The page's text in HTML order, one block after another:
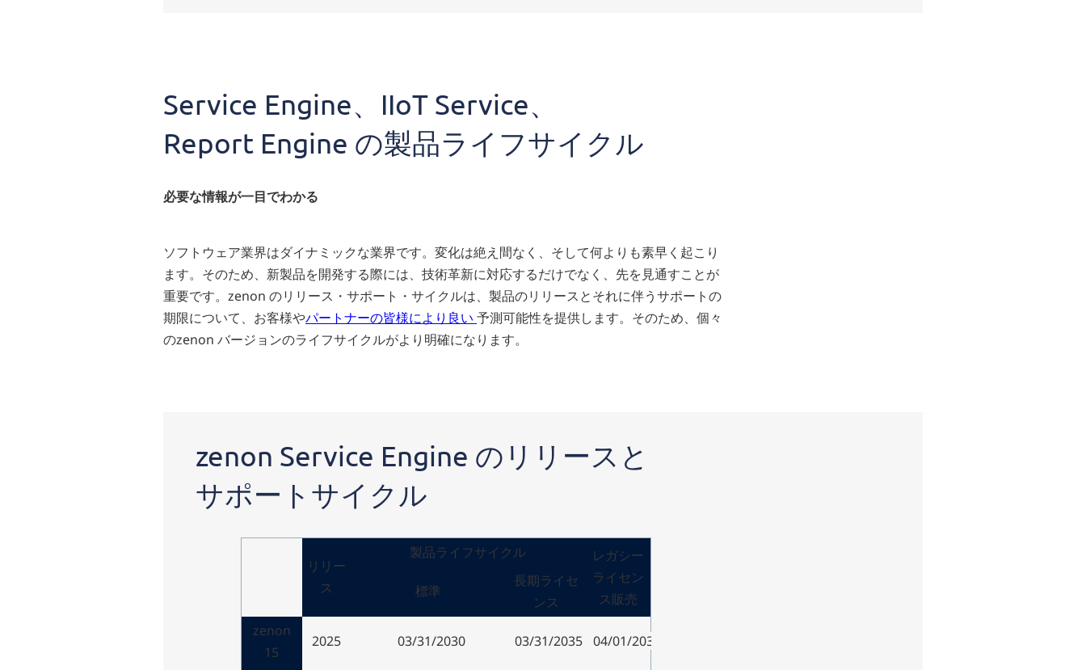
Service Engine、IIoT Service、
Report Engine の製品ライフサイクル
必要な情報が一目でわかる
ソフトウェア業界はダイナミックな業界です。変化は絶え間なく、そして何よりも素早く起こり
ます。そのため、新製品を開発する際には、技術革新に対応するだけでなく、先を見通すことが
重要です。zenon のリリース・サポート・サイクルは、製品のリリースとそれに伴うサポートの
期限について、お客様やパートナーの皆様により良い 予測可能性を提供します。そのため、個々
のzenon バージョンのライフサイクルがより明確になります。
スエン
ジンの
スとサ
zenon Service Engine のリリースと
サポートサイクル
リリー
ス
製品ライフサイクル
レガシー
ライセン
ス販売
標準
長期ライセ
ンス
zenon
15
2025 03/31/2030 03/31/2035 04/01/2030